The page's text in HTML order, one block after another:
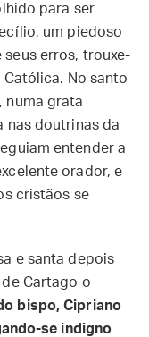
para ser
um piedoso
erros, trouxe-
No santo
numa grata
nas doutrinas da
entender a
orador, e
cristãos se
e santa depois
Cartago o
bispo, Cipriano
se indigno